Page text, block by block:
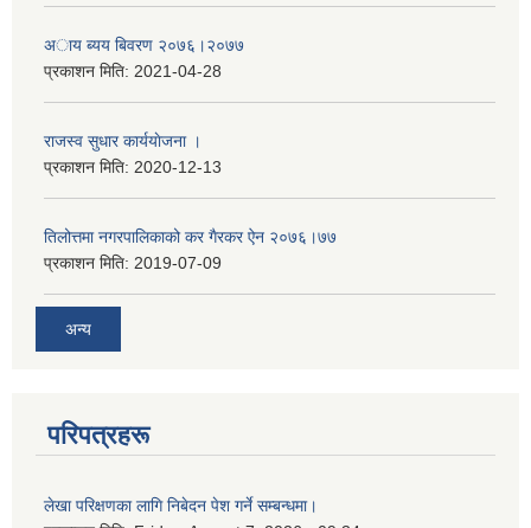
अाय ब्यय बिवरण २०७६।२०७७
प्रकाशन मिति: 2021-04-28
राजस्व सुधार कार्ययाेजना ।
प्रकाशन मिति: 2020-12-13
तिलोत्तमा नगरपालिकाको कर गैरकर ऐन २०७६।७७
प्रकाशन मिति: 2019-07-09
अन्य
परिपत्रहरू
लेखा परिक्षणका लागि निबेदन पेश गर्ने सम्बन्धमा।